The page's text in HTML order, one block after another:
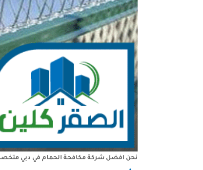
نحن افضل شركة مكافحة الحمام في دبي